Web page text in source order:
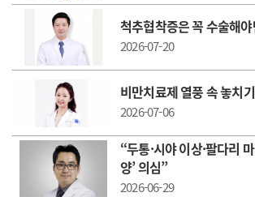
척추협착증은 꼭 수술해
2026-07-20
비만치료제 열풍 속 놓치
2026-07-06
“두통·시야 이상·팔다리
양’ 의심”
2026-06-29